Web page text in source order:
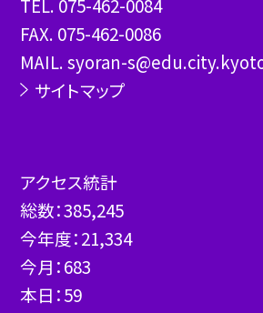
TEL. 075-462-0084
FAX. 075-462-0086
MAIL. syoran-
サイトマップ
アクセス統計
総数：385,245
今年度：21,334
今月：683
本日：59